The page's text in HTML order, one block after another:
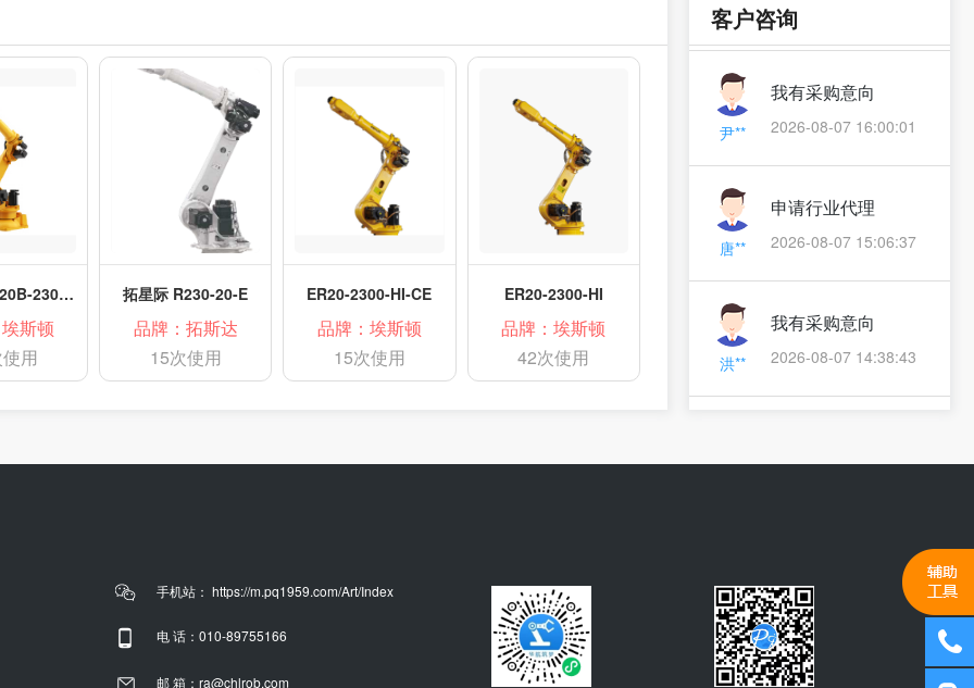
ESTUN-ER20B-2300-HI
斯顿
用
拓星际 R230-20-E
品牌：拓斯达
15次使用
ER20-2300-HI-CE
品牌：埃斯顿
15次使用
ER20-2300-HI
品牌：埃斯顿
42次使用
客户咨询
戴** 2026-08-07 17:32:23
尹**
我有采购意向
2026-08-07 16:00:01
唐**
申请行业代理
2026-08-07 15:06:37
洪**
我有采购意向
2026-08-07 14:38:43
2026-08-07 14:16:48
何** 2026-08-07 12:44:06
产品价格咨询,索要
手机站： https://m.pq1959.com/Art/Index
电 话：010-89755166
邮 箱：ra@chlrob.com